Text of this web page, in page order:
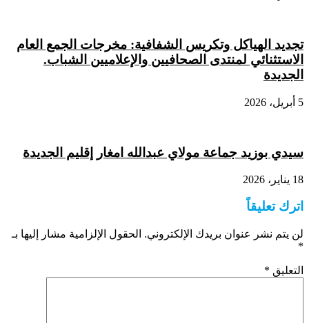
تجديد الهياكل وتكريس الشفافية: مخرجات الجمع العام
الاستثنائي لمنتدى الصحافيين والإعلاميين الشباب.
الجديدة
5 أبريل، 2026
سيدي بوزيد جماعة مولاي عبدالله امغار إقليم الجديدة
18 يناير، 2026
اترك تعليقاً
لن يتم نشر عنوان بريدك الإلكتروني. الحقول الإلزامية مشار إليها بـ
*
التعليق *